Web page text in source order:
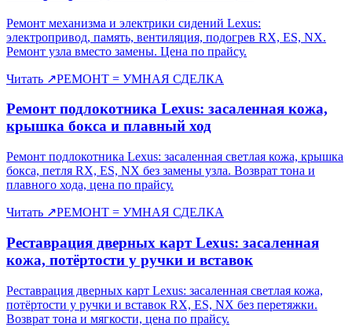
Ремонт механизма и электрики сидений Lexus:
электропривод, память, вентиляция, подогрев RX, ES, NX.
Ремонт узла вместо замены. Цена по прайсу.
Читать ↗РЕМОНТ = УМНАЯ СДЕЛКА
Ремонт подлокотника Lexus: засаленная кожа,
крышка бокса и плавный ход
Ремонт подлокотника Lexus: засаленная светлая кожа, крышка
бокса, петля RX, ES, NX без замены узла. Возврат тона и
плавного хода, цена по прайсу.
Читать ↗РЕМОНТ = УМНАЯ СДЕЛКА
Реставрация дверных карт Lexus: засаленная
кожа, потёртости у ручки и вставок
Реставрация дверных карт Lexus: засаленная светлая кожа,
потёртости у ручки и вставок RX, ES, NX без перетяжки.
Возврат тона и мягкости, цена по прайсу.